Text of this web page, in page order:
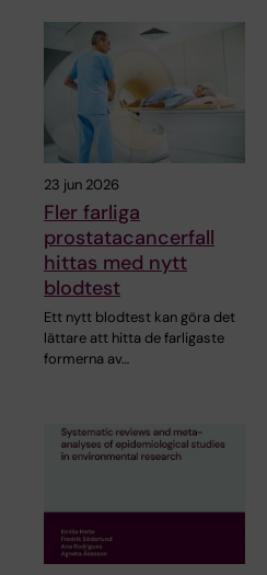
23 jun 2026
Fler farliga
prostatacancerfall
hittas med nytt
blodtest
Ett nytt blodtest kan göra det
lättare att hitta de farligaste
formerna av…